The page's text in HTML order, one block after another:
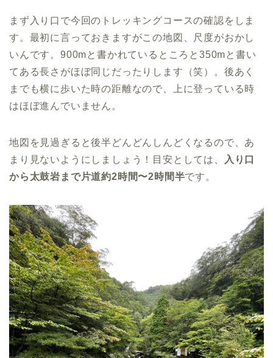
まず入り口で今回のトレッキングコースの確認をしま
す。最初に言っておきますがこの地図、尺度がおかし
いんです。900mと書かれているところと350mと書い
てある長さがほぼ同じだったりします（笑）。後あく
までも横に歩いた時の距離なので、上に登っている時
はほぼ進んでいません。
地図を見過ぎると後半どんどんしんどくなるので、あ
まり見ないようにしましょう！目安としては、
入り口
から太鼓岩まで片道約2時間〜2時間半です。